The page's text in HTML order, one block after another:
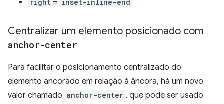
right = inset-inline-end
Centralizar um elemento posicionado com
anchor-center
Para facilitar o posicionamento centralizado do
elemento ancorado em relação à âncora, há um novo
valor chamado anchor-center , que pode ser usado